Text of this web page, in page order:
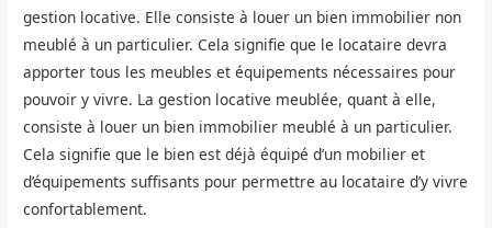
gestion locative. Elle consiste à louer un bien immobilier non
meublé à un particulier. Cela signifie que le locataire devra
apporter tous les meubles et équipements nécessaires pour
pouvoir y vivre. La gestion locative meublée, quant à elle,
consiste à louer un bien immobilier meublé à un particulier.
Cela signifie que le bien est déjà équipé d’un mobilier et
d’équipements suffisants pour permettre au locataire d’y vivre
confortablement.